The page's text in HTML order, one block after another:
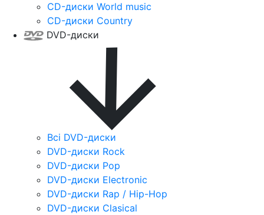
CD-диски World music
CD-диски Country
DVD-диски
Всі DVD-диски
DVD-диски Rock
DVD-диски Pop
DVD-диски Electronic
DVD-диски Rap / Hip-Hop
DVD-диски Clasical